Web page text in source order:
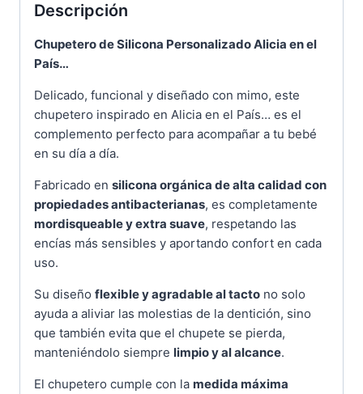
Descripción
Chupetero de Silicona Personalizado Alicia en el
País…
Delicado, funcional y diseñado con mimo, este
chupetero inspirado en Alicia en el País… es el
complemento perfecto para acompañar a tu bebé
en su día a día.
Fabricado en silicona orgánica de alta calidad con
propiedades antibacterianas, es completamente
mordisqueable y extra suave, respetando las
encías más sensibles y aportando confort en cada
uso.
Su diseño flexible y agradable al tacto no solo
ayuda a aliviar las molestias de la dentición, sino
que también evita que el chupete se pierda,
manteniéndolo siempre limpio y al alcance.
El chupetero cumple con la medida máxima